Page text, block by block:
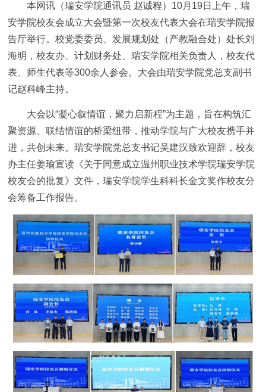
本网讯（瑞安学院通讯员 赵诚程）10月19日上午，瑞
安学院校友会成立大会暨第一次校友代表大会在瑞安学院报
告厅举行。校党委委员、发展规划处（产教融合处）处长刘
海明，校友办、计划财务处、瑞安学院相关负责人，校友代
表、师生代表等300余人参会。大会由瑞安学院党总支副书
记赵科峰主持。
大会以“凝心叙情谊，聚力启新程”为主题，旨在构筑汇
聚资源、联结情谊的桥梁纽带，推动学院与广大校友携手并
进，共创未来。瑞安学院党总支书记吴建汉致欢迎辞，校友
办主任姜瑜宣读《关于同意成立温州职业技术学院瑞安学院
校友会的批复》文件，瑞安学院学生科科长金文奖作校友分
会筹备工作报告。